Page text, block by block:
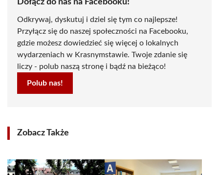
Dołącz do nas na Facebooku!
Odkrywaj, dyskutuj i dziel się tym co najlepsze!
Przyłącz się do naszej społeczności na Facebooku,
gdzie możesz dowiedzieć się więcej o lokalnych
wydarzeniach w Krasnymstawie. Twoje zdanie się
liczy - polub naszą stronę i bądź na bieżąco!
Polub nas!
Zobacz Także